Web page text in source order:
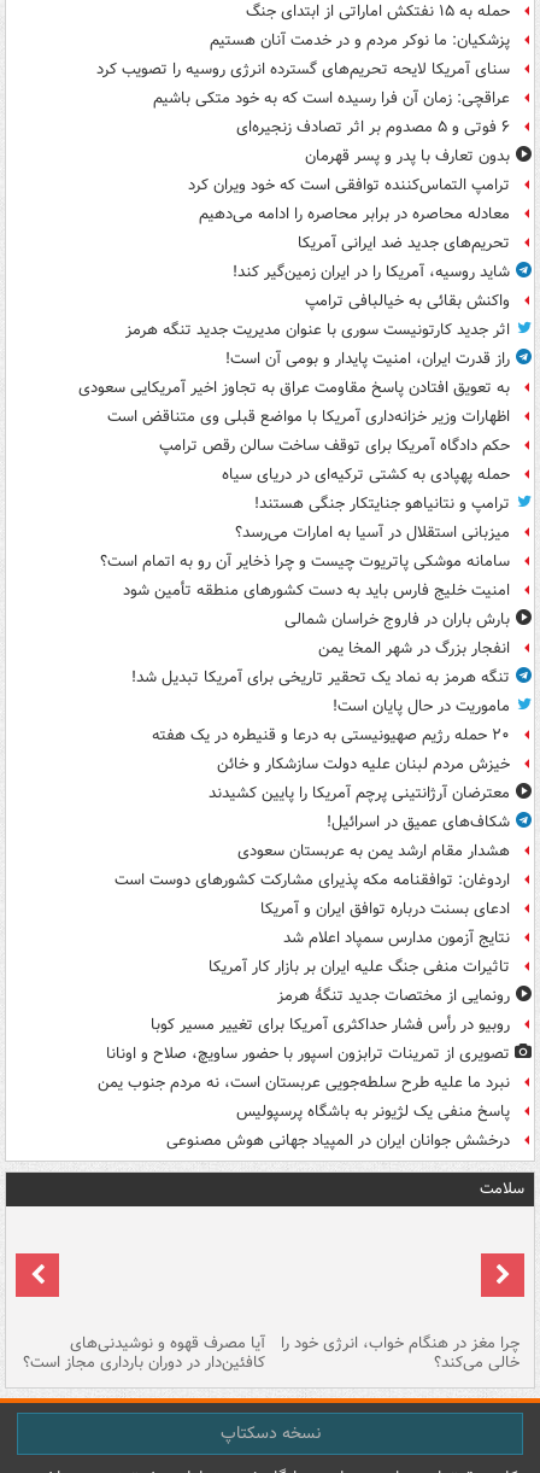
حمله به ۱۵ نفتکش‌ اماراتی از ابتدای جنگ
پزشکیان: ما نوکر مردم و در خدمت آنان هستیم
سنای آمریکا لایحه تحریم‌های گسترده انرژی روسیه را تصویب کرد
عراقچی: زمان آن فرا رسیده است که به خود متکی باشیم
۶ فوتی و ۵ مصدوم بر اثر تصادف زنجیره‌ای
بدون تعارف با پدر و پسر قهرمان
ترامپ التماس‌کننده توافقی است که خود ویران کرد
معادله محاصره در برابر محاصره را ادامه می‌دهیم
تحریم‌های جدید ضد ایرانی آمریکا
شاید روسیه، آمریکا را در ایران زمین‌گیر کند!
واکنش بقائی به خیالبافی ترامپ
اثر جدید کارتونیست سوری با عنوان مدیریت جدید تنگه هرمز
راز قدرت ایران، امنیت پایدار و بومی آن است!
به تعویق افتادن پاسخ مقاومت عراق به تجاوز اخیر آمریکایی سعودی
اظهارات وزیر خزانه‌داری آمریکا با مواضع قبلی وی متناقض است
حکم دادگاه آمریکا برای توقف ساخت سالن رقص ترامپ
حمله پهپادی به کشتی ترکیه‌ای در دریای سیاه
ترامپ و نتانیاهو جنایتکار جنگی هستند!
میزبانی استقلال در آسیا به امارات می‌رسد؟
سامانه موشکی پاتریوت چیست و چرا ذخایر آن رو به اتمام است؟
امنیت خلیج فارس باید به دست کشورهای منطقه تأمین شود
بارش باران در فاروج خراسان شمالی
انفجار بزرگ در شهر المخا یمن
تنگه هرمز به نماد یک تحقیر تاریخی برای آمریکا تبدیل شد!
ماموریت در حال پایان است!
۲۰ حمله رژیم صهیونیستی به درعا و قنیطره در یک هفته
خیزش مردم لبنان علیه دولت سازشکار و خائن
معترضان آرژانتینی پرچم آمریکا را پایین کشیدند
شکاف‌های عمیق در اسرائیل!
هشدار مقام ارشد یمن به عربستان سعودی
اردوغان: توافقنامه مکه پذیرای مشارکت کشورهای دوست است
ادعای بسنت درباره توافق ایران و آمریکا
نتایج آزمون مدارس سمپاد اعلام شد
تاثیرات منفی جنگ علیه ایران بر بازار کار آمریکا
رونمایی از مختصات جدید تنگۀ هرمز
روبیو در رأس فشار حداکثری آمریکا برای تغییر مسیر کوبا
تصویری از تمرینات ترابزون اسپور با حضور ساویچ، صلاح و اونانا
نبرد ما علیه طرح سلطه‌جویی عربستان است، نه مردم جنوب یمن
پاسخ منفی یک لژیونر به باشگاه پرسپولیس
درخشش جوانان ایران در المپیاد جهانی هوش مصنوعی
سلامت
چرا مغز در هنگام خواب، انرژی خود را
خالی می‌کند؟
آیا مصرف قهوه و نوشیدنی‌های
کافئین‌دار در دوران بارداری مجاز است؟
نسخه دسکتاپ